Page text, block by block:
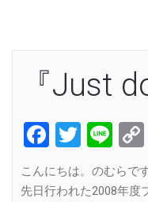
『Just
Facebook
Twitter
Line
こんにちは。のむらです
先日行われた2008年度